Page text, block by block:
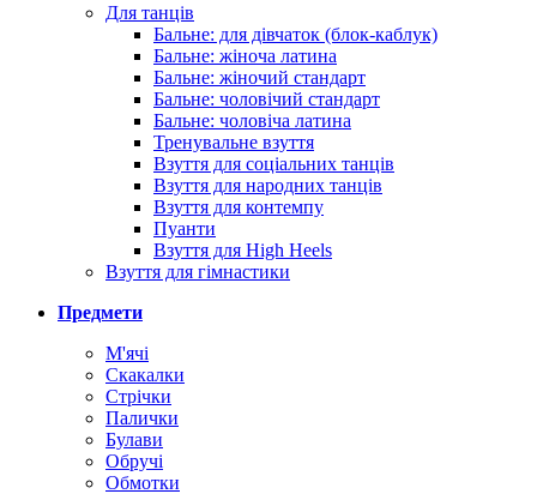
Для танців
Бальне: для дівчаток (блок-каблук)
Бальне: жіноча латина
Бальне: жіночий стандарт
Бальне: чоловічий стандарт
Бальне: чоловіча латина
Тренувальне взуття
Взуття для соціальних танців
Взуття для народних танців
Взуття для контемпу
Пуанти
Взуття для High Heels
Взуття для гімнастики
Предмети
М'ячі
Скакалки
Стрічки
Палички
Булави
Обручі
Обмотки